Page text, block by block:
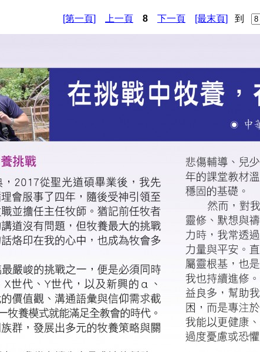
[第一頁] 上一頁 8 下一頁 [最末頁] 到